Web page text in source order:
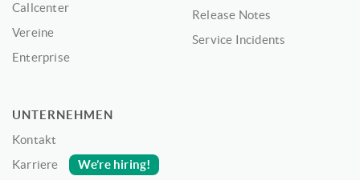
Callcenter
Vereine
Enterprise
Release Notes
Service Incidents
UNTERNEHMEN
Kontakt
Karriere
We’re hiring!